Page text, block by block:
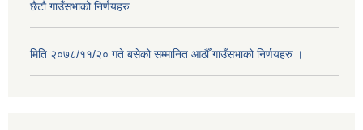
छैटौ गाउँसभाको निर्णयहरु
मिति २०७८/११/२० गते बसेको सम्मानित आठौँ गाउँसभाको निर्णयहरु ।